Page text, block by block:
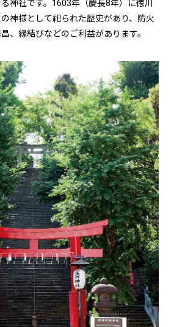
神社です。1603年（慶長8年）に徳川
神様として祀られた歴史があり、防火
、縁結びなどのご利益があります。